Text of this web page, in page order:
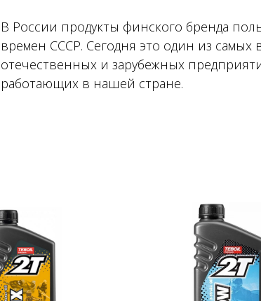
В России продукты финского бренда
времен СССР. Сегодня это один из самых
отечественных и зарубежных
работающих в нашей стране.